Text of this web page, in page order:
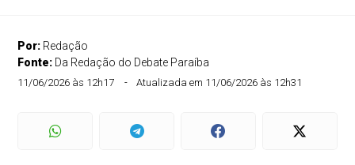
Por: Redação
Fonte: Da Redação do Debate Paraíba
11/06/2026 às 12h17 Atualizada em 11/06/2026 às 12h31